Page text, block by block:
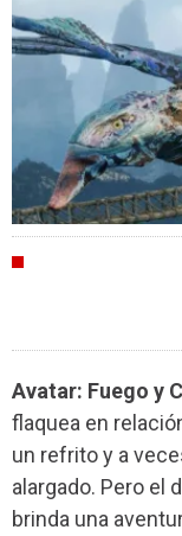
Avatar: Fuego y
flaquea en
un refrito y a
alargado. Pero el
brinda una